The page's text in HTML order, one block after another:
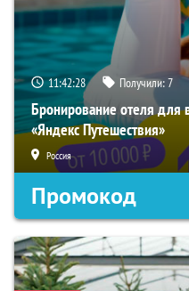
11:42:27 Получили:7
Бронирование отеля для
«Яндекс Путешествия»
Россия
Промокод